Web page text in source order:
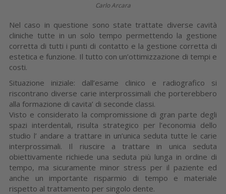
Carlo Arcara
Nel caso in questione sono state trattate diverse cavità
cliniche tutte in un solo tempo permettendo la gestione
corretta di tutti i punti di contatto e la gestione corretta di
estetica e funzione. Il tutto con un’ottimizzazione di tempi e
costi.
Situazione iniziale: dall’esame clinico e radiografico si
riscontrano diverse carie interprossimali che porterebbero
alla formazione di cavita’ di seconde classi.
Visto e considerato la compromissione di gran parte degli
spazi interdentali, risulta strategico per l’economia dello
studio l’ andare a trattare in un’unica seduta tutte le carie
interprossimali. Il riuscire a trattare in unica seduta
obiettivamente richiede una seduta più lunga in ordine di
tempo, ma sicuramente minor stress per il paziente ed
anche un importante risparmio di tempo e materiale
rispetto al trattamento per singolo dente.